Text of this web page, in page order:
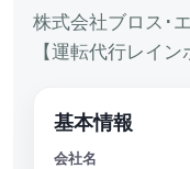
株式会社ブロス･
【運転代行レイン
基本情報
会社名